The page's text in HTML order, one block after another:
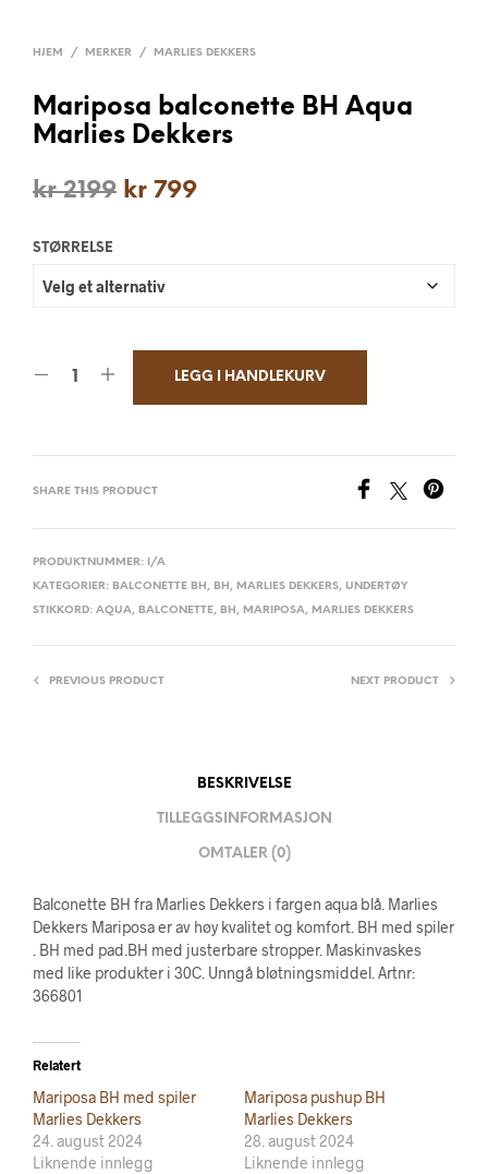
HJEM / MERKER / MARLIES DEKKERS
Mariposa balconette BH Aqua
Marlies Dekkers
kr2199 kr 799
STØRRELSE
LEGG I HANDLEKURV
SHARE THIS PRODUCT
PRODUKTNUMMER: I/A
KATEGORIER: BALCONETTE BH, BH, MARLIES DEKKERS, UNDERTØY
STIKKORD: AQUA, BALCONETTE, BH, MARIPOSA, MARLIES DEKKERS
PREVIOUS PRODUCT NEXT PRODUCT
BESKRIVELSE
TILLEGGSINFORMASJON
OMTALER (0)
Balconette BH fra Marlies Dekkers i fargen aqua blå. Marlies
Dekkers Mariposa er av høy kvalitet og komfort. BH med spiler
. BH med pad.BH med justerbare stropper. Maskinvaskes
med like produkter i 30C. Unngå bløtningsmiddel. Artnr:
366801
Relatert
Mariposa BH med spiler
Marlies Dekkers
24. august 2024
Liknende innlegg
Mariposa pushup BH
Marlies Dekkers
28. august 2024
Liknende innlegg